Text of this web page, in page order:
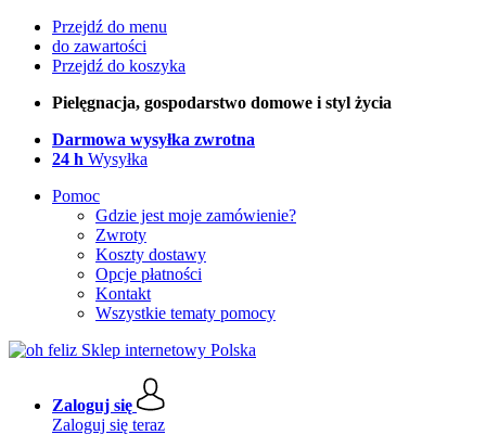
Przejdź do menu
do zawartości
Przejdź do koszyka
Pielęgnacja, gospodarstwo domowe i styl życia
Darmowa wysyłka zwrotna
24 h Wysyłka
Pomoc
Gdzie jest moje zamówienie?
Zwroty
Koszty dostawy
Opcje płatności
Kontakt
Wszystkie tematy pomocy
Zaloguj się
Zaloguj się teraz